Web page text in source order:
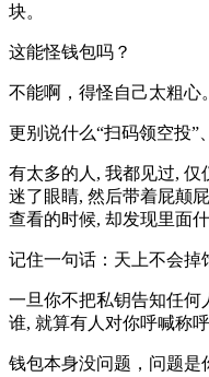
块。
这能怪钱包吗？
不能啊，得怪自己太粗心。
更别说什么“扫码领空投”
有太多的人, 我都见过, 仅
迷了眼睛, 然后带着屁颠
查看的时候, 却发现里面
记住一句话：天上不会掉
一旦你不把私钥告知任何
谁, 就算有人对你呼喊称
钱包本身没问题，问题是